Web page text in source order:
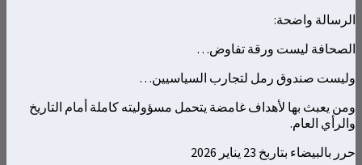
الرسالة واضحة:
الصحافة ليست ورقة تفاوض…
وليست صندوق رمل لتجارب السياسيين…
ومن يعبث بها لأهداف غامضة يتحمل مسؤوليته كاملة أمام التاريخ
والرأي العام.
حرر بالبيضاء بتاربخ 23 يناير 2026